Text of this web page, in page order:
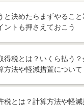
と決めたらまずやること
ントも押さえておこう
得税とは？いくら払う？
方法や軽減措置について
税とは？計算方法や軽